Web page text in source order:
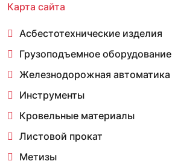
Карта сайта
Асбестотехнические изделия
Грузоподъемное оборудование
Железнодорожная автоматика
Инструменты
Кровельные материалы
Листовой прокат
Метизы